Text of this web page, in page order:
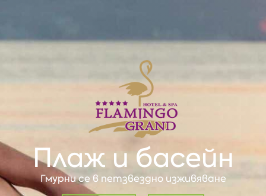
Плаж и басейн
Гмурни се в петзвездно изживяване